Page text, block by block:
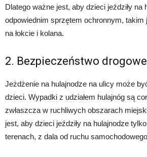
Dlatego ważne jest, aby dzieci jeździły na
odpowiednim sprzętem ochronnym,
na łokcie i kolana.
2. Bezpieczeństwo drogowe
Jeżdżenie na hulajnodze na ulicy może
dzieci. Wypadki z udziałem hulajnóg są
zwłaszcza w ruchliwych obszarach
jest, aby dzieci jeździły na hulajnodze
terenach, z dala od ruchu